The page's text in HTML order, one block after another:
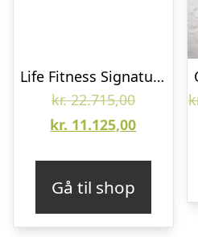
Life Fitness Signature Olympisk Decline Bænkpres m. Opbevaring – Brugt
kr.22.715,00Den
kr.
kr. 11.125,00Den
kr.
Gå til shop